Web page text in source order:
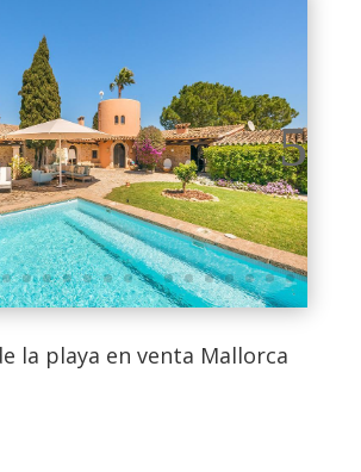
la playa en venta Mallorca